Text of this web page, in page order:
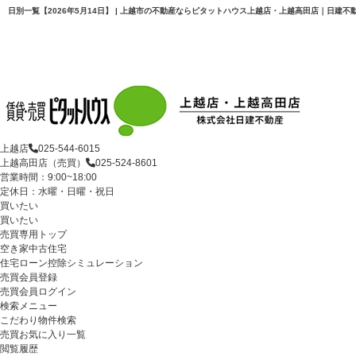
日別一覧【2026年5月14日】 | 上越市の不動産ならピタットハウス上越店・上越高田店｜日建不
上越店
025-544-6015
上越高田店（売買）
025-524-8601
営業時間：9:00~18:00
定休日：水曜・日曜・祝日
買いたい
買いたい
売買専用トップ
空き家中古住宅
住宅ローン控除シミュレーション
売買会員登録
売買会員ログイン
検索メニュー
こだわり物件検索
売買お気に入り一覧
閲覧履歴